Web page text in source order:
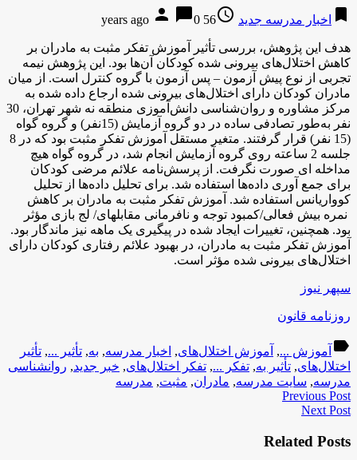
bookmark اخبار مدرسه جدید access_time
56 years ago
person chat_bubble0
هدف این پژوهش، بررسی تأثیر آموزش تفکر مثبت به مادران بر
کاهش اختلال‌های بیرونی شده کودکان آن‌ها بود. این پژوهش نیمه
تجربی از نوع پیش آزمون – پس آزمون با گروه کنترل است. از میان
مادران کودکان دارای اختلال‌های بیرونی شده ارجاع داده شده به
مرکز مشاوره و روان‌شناسی دانش‌آموزی منطقه نه شهر تهران، 30
نفر به‌طور تصادفی ساده در دو گروه آزمایش (15نفر) و گروه گواه
(15 نفر) قرار گرفتند. متغیر مستقل آموزش تفکر مثبت بود که در 8
جلسه 2 ساعته روی گروه آزمایش انجام شد، در گروه گواه هیچ
مداخله ای صورت نگرفت. از پرسش‌نامه علائم مرضی کودکان
برای جمع آوری داده‌ها استفاده شد. برای تحلیل داده‌ها از تحلیل
کوواریانس استفاده شد. آموزش تفکر مثبت به مادران بر کاهش
نمره بیش فعالی/کمبود توجه و نافرمانی مقابله­ای/ لج بازی مؤثر
بود. همچنین، تغییرات ایجاد شده در پیگیری یک ماهه نیز ماندگار بود.
آموزش تفکر مثبت به مادران، در بهبود علائم رفتاری کودکان دارای
اختلال‌های بیرونی شده مؤثر است.
سپهر نیوز
روزنامه قانون
label آموزش ..., آموزش اختلال‌های, اخبار مدرسه, به, تأثیر ..., تأثیر
اختلال‌های, تأثیر به, تفکر ..., تفکر اختلال‌های, خبر جدید, روانشناسی
مدرسه, سایت مدرسه, مادران, مثبت, مدرسه
Previous Post
Next Post
Related Posts